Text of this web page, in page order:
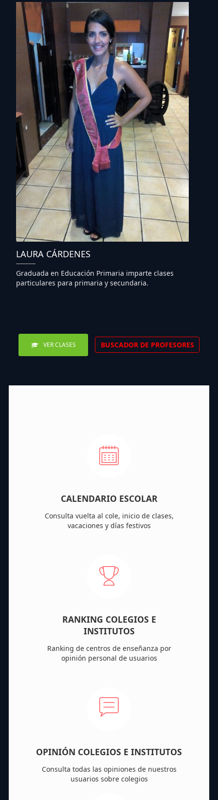
LAURA CÁRDENES
Graduada en Educación Primaria imparte clases
particulares para primaria y secundaria.
VER CLASES BUSCADOR DE PROFESORES
CALENDARIO ESCOLAR
Consulta vuelta al cole, inicio de clases,
vacaciones y días festivos
RANKING COLEGIOS E
INSTITUTOS
Ranking de centros de enseñanza por
opinión personal de usuarios
OPINIÓN COLEGIOS E INSTITUTOS
Consulta todas las opiniones de nuestros
usuarios sobre colegios